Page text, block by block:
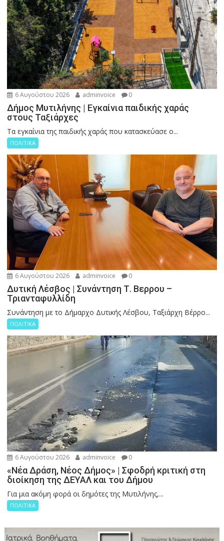
6 Αυγούστου 2026 adminvoice 0
Δήμος Μυτιλήνης | Εγκαίνια παιδικής χαράς
στους Ταξιάρχες
Tα εγκαίνια της παιδικής χαράς που κατασκεύασε ο...
ΠΟΛΙΤΙΚΑ
6 Αυγούστου 2026 adminvoice 0
Δυτική Λέσβος | Συνάντηση Τ. Βερρου –
Τριανταφυλλίδη
Συνάντηση με το Δήμαρχο Δυτικής Λέσβου, Ταξιάρχη Βέρρο...
ΠΟΛΙΤΙΚΑ
6 Αυγούστου 2026 adminvoice 0
«Νέα Δράση, Νέος Δήμος» | Σφοδρή κριτική στη
διοίκηση της ΔΕΥΑΛ και του Δήμου
Για μια ακόμη φορά οι δημότες της Μυτιλήνης,...
ΠΟΛΙΤΙΚΑ